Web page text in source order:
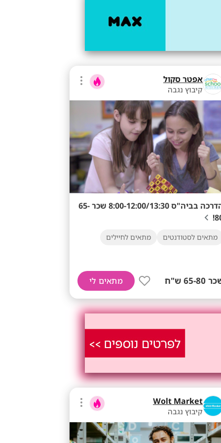
אפטר סקול
קיבוץ נגבה
הדרכה בביה"ס 8:00-12:00/13:30 שכר 65-
מתאים לסטודנטים מתאים לחיילים
65-80 ש"ח מתאים לי
Wolt Market
קיבוץ נגבה